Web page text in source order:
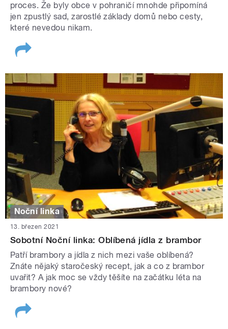
proces. Že byly obce v pohraničí mnohde připomíná
jen zpustlý sad, zarostlé základy domů nebo cesty,
které nevedou nikam.
Noční linka
13. březen 2021
Sobotní Noční linka: Oblíbená jídla z brambor
Patří brambory a jídla z nich mezi vaše oblíbená?
Znáte nějaký staročeský recept, jak a co z brambor
uvařit? A jak moc se vždy těšíte na začátku léta na
brambory nové?